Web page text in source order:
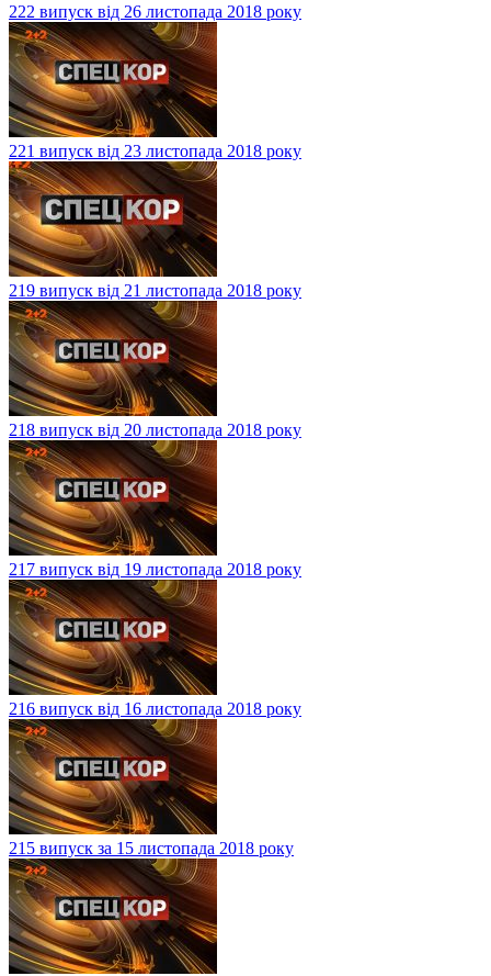
222 випуск від 26 листопада 2018 року
221 випуск від 23 листопада 2018 року
219 випуск від 21 листопада 2018 року
218 випуск від 20 листопада 2018 року
217 випуск від 19 листопада 2018 року
216 випуск від 16 листопада 2018 року
215 випуск за 15 листопада 2018 року